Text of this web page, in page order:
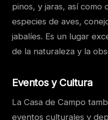
pinos, y jaras, así como
especies de aves,
jabalíes. Es un lugar
de la naturaleza y la
Eventos y Cultura
La Casa de Campo
eventos culturales y